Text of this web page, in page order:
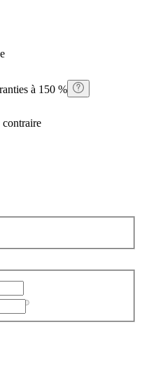
à 150 %
contraire